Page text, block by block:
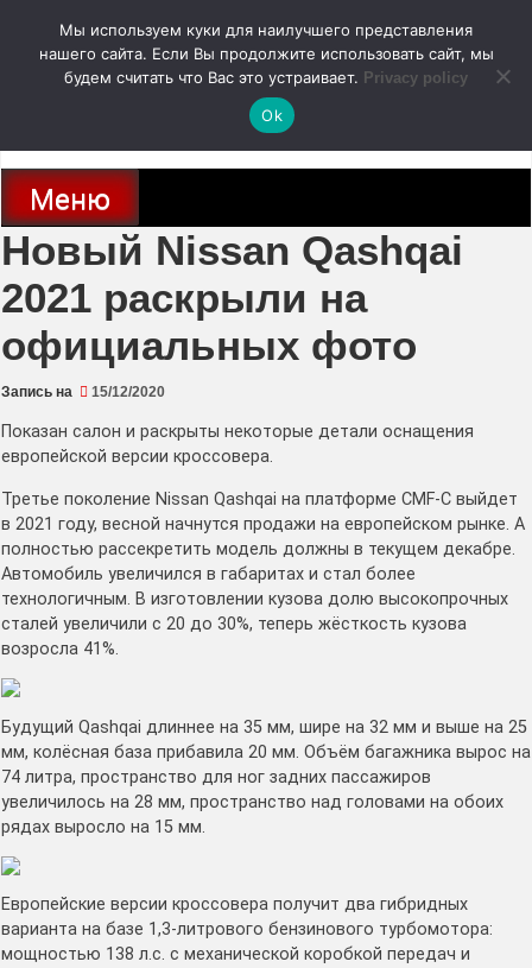
содержимому
autodoc24.ru
Новости про современные автомобили и не только, новинки зарубежного
и отечественного автопрома
Меню
Новый Nissan Qashqai
2021 раскрыли на
официальных фото
Запись на 15/12/2020
Показан салон и раскрыты некоторые детали оснащения
европейской версии кроссовера.
Третье поколение Nissan Qashqai на платформе CMF-С выйдет
в 2021 году, весной начнутся продажи на европейском рынке. А
полностью рассекретить модель должны в текущем декабре.
Автомобиль увеличился в габаритах и стал более
технологичным. В изготовлении кузова долю высокопрочных
сталей увеличили с 20 до 30%, теперь жёсткость кузова
возросла 41%.
Будущий Qashqai длиннее на 35 мм, шире на 32 мм и выше на 25
мм, колёсная база прибавила 20 мм. Объём багажника вырос на
74 литра, пространство для ног задних пассажиров
увеличилось на 28 мм, пространство над головами на обоих
рядах выросло на 15 мм.
Европейские версии кроссовера получит два гибридных
варианта на базе 1,3-литрового бензинового турбомотора:
мощностью 138 л.с. с механической коробкой передач и
Мы используем куки для наилучшего представления
нашего сайта. Если Вы продолжите использовать сайт, мы
будем считать что Вас это устраивает. Privacy policy
Ok